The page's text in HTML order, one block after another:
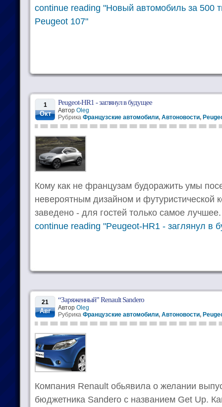
continue reading "Новый автомобиль за 500
Peugeot 107"
1
Окт
Peugeot-HR1 - заглянул в будущее
Автор Oleg
Рубрика Французские автомобили, Автоновости,
Кому как не французам будоражить умы
невероятным дизайном и футуристической
заведено - для гостей только самое
continue reading "Peugeot-HR1 - заглянул в
21
Авг
“Заряженный” Renault Sandero
Автор Oleg
Рубрика Французские автомобили, Автоновости,
Компания Renault обьявила о желании
бюджетника Sandero с названием Get Up.